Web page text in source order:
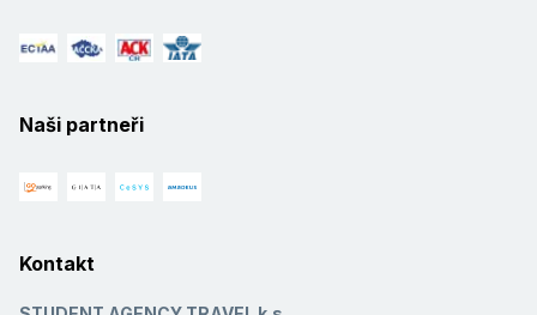
Naši partneři
Kontakt